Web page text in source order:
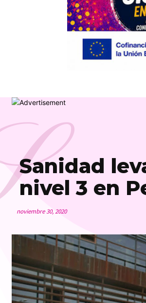
Sanidad
nivel 3 en
noviembre 30, 2020